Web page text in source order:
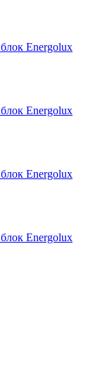
Energolux
Energolux
Energolux
Energolux